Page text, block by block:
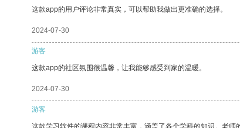
这款app的用户评论非常真实，可以帮助我做出更准确的选择。
2024-07-30
游客
这款app的社区氛围很温馨，让我能够感受到家的温暖。
2024-07-30
游客
这款学习软件的课程内容非常丰富，涵盖了各个学科的知识。老师